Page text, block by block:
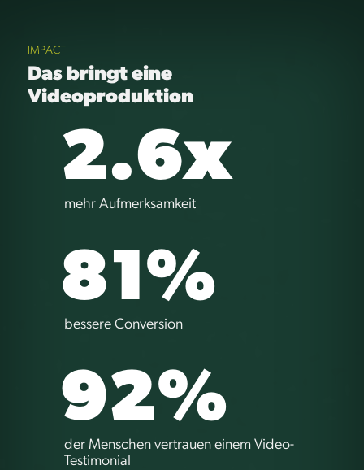
IMPACT
Das bringt eine
Videoproduktion
2.6x
mehr Aufmerksamkeit
81%
bessere Conversion
92%
der Menschen vertrauen einem Video-
Testimonial